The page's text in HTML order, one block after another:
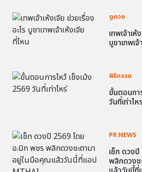
ดูดวง
เทพเจ้าเห้
บูชาเทพเ
พิธีกรรม
ขั้นตอนกา
วันที่เท่าไห
PR NEWS
เช็ก ดวง
พลิกดวง